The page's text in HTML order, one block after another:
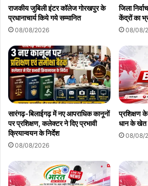
राजकीय जुबिली इंटर कॉलेज गोरखपुर के
प्रधानाचार्य किये गये सम्मानित
08/08/2026
जिला
केंद्रों का
08/08/
सारंगढ़-बिलाईगढ़ में नए आपराधिक कानूनों
पर प्रशिक्षण, कलेक्टर ने दिए प्रभावी
क्रियान्वयन के निर्देश
08/08/2026
प्रशिक्षण
धान के खेत
08/08/